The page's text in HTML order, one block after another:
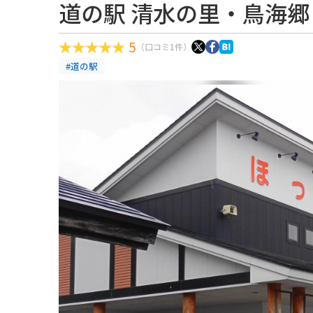
道の駅 清水の里・鳥海郷
5 （口コミ1件）
#道の駅